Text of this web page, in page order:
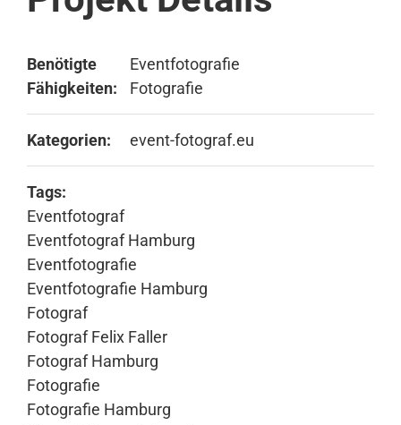
Benötigte
Fähigkeiten:
Eventfotografie
Fotografie
Kategorien: event-fotograf.eu
Tags:
Eventfotograf
Eventfotograf Hamburg
Eventfotografie
Eventfotografie Hamburg
Fotograf
Fotograf Felix Faller
Fotograf Hamburg
Fotografie
Fotografie Hamburg